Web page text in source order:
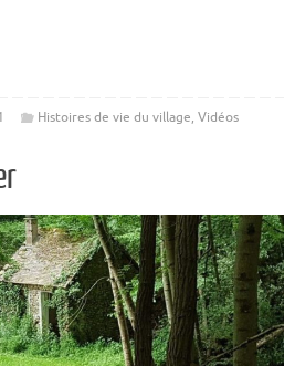
Histoires de vie du village, Vidéos